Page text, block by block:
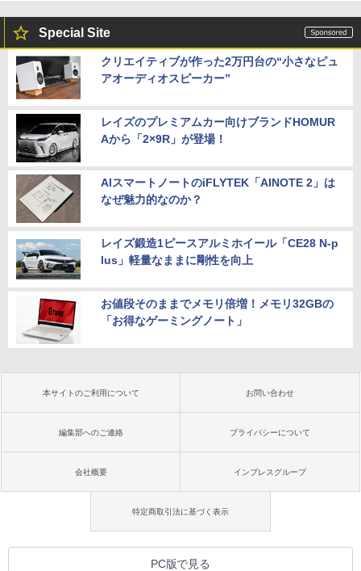
Special Site
クリエイティブが作った2万円台の“小さなピュ
アオーディオスピーカー”
レイズのプレミアムカー向けブランドHOMUR
Aから「2×9R」が登場！
AIスマートノートのiFLYTEK「AINOTE 2」は
なぜ魅力的なのか？
レイズ鍛造1ピースアルミホイール「CE28 N-p
lus」軽量なままに剛性を向上
お値段そのままでメモリ倍増！メモリ32GBの
「お得なゲーミングノート」
本サイトのご利用について お問い合わせ
編集部へのご連絡 プライバシーについて
会社概要 インプレスグループ
特定商取引法に基づく表示
PC版で見る